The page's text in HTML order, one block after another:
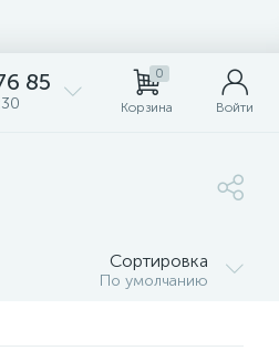
85 0
Корзина Войти
Сортировка
По умолчанию